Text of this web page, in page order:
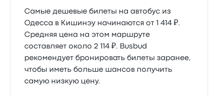
Самые дешевые билеты на автобус из
Одесса в Кишинэу начинаются от 1 414 ₽.
Средняя цена на этом маршруте
составляет около 2 114 ₽. Busbud
рекомендует бронировать билеты заранее,
чтобы иметь больше шансов получить
самую низкую цену.